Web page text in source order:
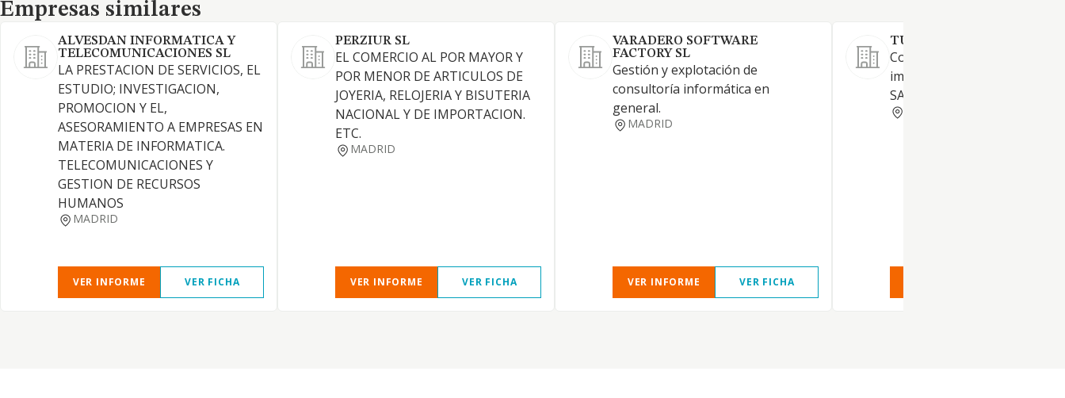
Empresas similares
ALVESDAN INFORMATICA Y
TELECOMUNICACIONES SL
LA PRESTACION DE SERVICIOS, EL
ESTUDIO; INVESTIGACION,
PROMOCION Y EL,
ASESORAMIENTO A EMPRESAS EN
MATERIA DE INFORMATICA.
TELECOMUNICACIONES Y
GESTION DE RECURSOS
HUMANOS
MADRID
VER INFORME VER FICHA
PERZIUR SL
EL COMERCIO AL POR MAYOR Y
POR MENOR DE ARTICULOS DE
JOYERIA, RELOJERIA Y BISUTERIA
NACIONAL Y DE IMPORTACION.
ETC.
MADRID
VER INFORME VER FICHA
VARADERO SOFTWARE
FACTORY SL
Gestión y explotación de
consultoría informática en
general.
MADRID
VER INFORME VER FICHA
TUYU TECHNOLOGY SL.
Consultoría, desarrollo,
implantación y soporte a
SAP y Web-Multimedia.